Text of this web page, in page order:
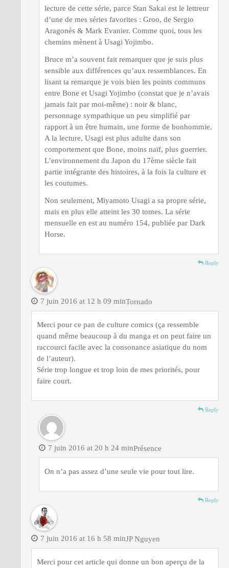
lecture de cette série, parce Stan Sakai est le lettreur
d’une de mes séries favorites : Groo, de Sergio
Aragonès & Mark Evanier. Comme quoi, tous les
chemins mènent à Usagi Yojimbo.
Bruce m’a souvent fait remarquer que je suis plus
sensible aux différences qu’aux ressemblances. En
lisant ta remarque je vois bien les points communs
entre Bone et Usagi Yojimbo (constat que je n’avais
jamais fait par moi-même) : noir & blanc,
personnage sympathique un peu simplifié par
rapport à un être humain, une forme de bonhommie.
A la lecture, Usagi est plus adulte dans son
comportement que Bone, moins naïf, plus guerrier.
L’environnement du Japon du 17ème siècle fait
partie intégrante des histoires, à la fois la culture et
les coutumes.
Non seulement, Miyamoto Usagi a sa propre série,
mais en plus elle atteint les 30 tomes. La série
mensuelle en est au numéro 154, publiée par Dark
Horse.
Reply
Tornado
7 juin 2016 at 12 h 09 min
Merci pour ce pan de culture comics (ça ressemble
quand même beaucoup à du manga et on peut faire un
raccourci facile avec la consonance asiatique du nom
de l’auteur).
Série trop longue et trop loin de mes priorités, pour
faire court.
Reply
Présence
7 juin 2016 at 20 h 24 min
On n’a pas assez d’une seule vie pour tout lire.
Reply
JP Nguyen
7 juin 2016 at 16 h 58 min
Merci pour cet article qui donne un bon aperçu de la